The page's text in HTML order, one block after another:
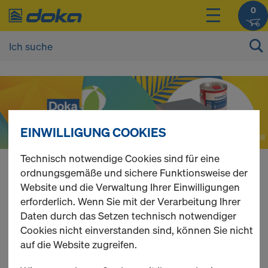
0
D
o
k
O
Doka Online Shop
Schalung & Gerüst
einfach & schnell online kaufen.
EINWILLIGUNG COOKIES
Technisch notwendige Cookies sind für eine
ordnungsgemäße und sichere Funktionsweise der
Website und die Verwaltung Ihrer Einwilligungen
erforderlich. Wenn Sie mit der Verarbeitung Ihrer
Daten durch das Setzen technisch notwendiger
Cookies nicht einverstanden sind, können Sie nicht
auf die Website zugreifen.